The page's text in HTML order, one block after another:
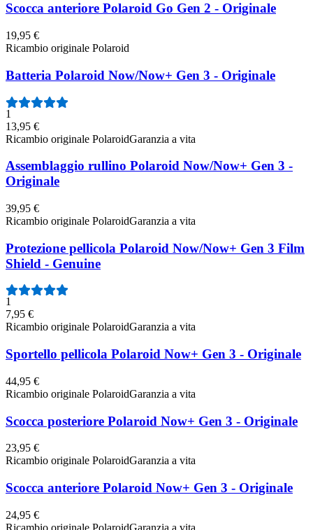
Scocca anteriore Polaroid Go Gen 2 - Originale
19,95 €
Ricambio originale Polaroid
Batteria Polaroid Now/Now+ Gen 3 - Originale
1
13,95 €
Ricambio originale PolaroidGaranzia a vita
Assemblaggio rullino Polaroid Now/Now+ Gen 3 -
Originale
39,95 €
Ricambio originale PolaroidGaranzia a vita
Protezione pellicola Polaroid Now/Now+ Gen 3 Film
Shield - Genuine
1
7,95 €
Ricambio originale PolaroidGaranzia a vita
Sportello pellicola Polaroid Now+ Gen 3 - Originale
44,95 €
Ricambio originale PolaroidGaranzia a vita
Scocca posteriore Polaroid Now+ Gen 3 - Originale
23,95 €
Ricambio originale PolaroidGaranzia a vita
Scocca anteriore Polaroid Now+ Gen 3 - Originale
24,95 €
Ricambio originale PolaroidGaranzia a vita